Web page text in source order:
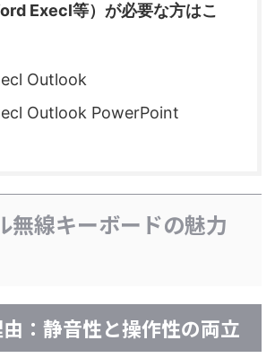
Execl等）が必要な方はこ
Outlook
Outlook PowerPoint
無線キーボードの魅力
：静音性と操作性の両立